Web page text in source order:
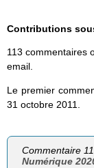
Contributions
113 commentaires
email.
Le premier
31 octobre 2011.
Commentaire
Numérique